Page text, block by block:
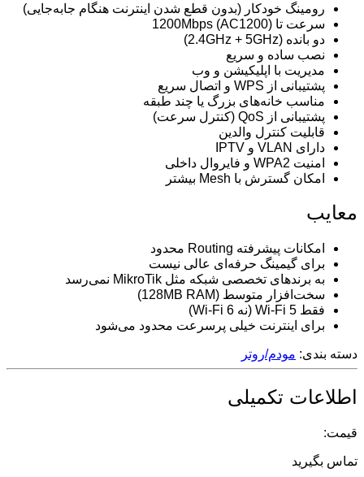
رومینگ خودکار (بدون قطع شدن اینترنت هنگام جابه‌جایی)
سرعت تا 1200Mbps (AC1200)
دو بانده (2.4GHz + 5GHz)
نصب ساده و سریع
مدیریت با اپلیکیشن و وب
پشتیبانی از WPS و اتصال سریع
مناسب خانه‌های بزرگ یا چند طبقه
پشتیبانی از QoS (کنترل سرعت)
قابلیت کنترل والدین
دارای VLAN و IPTV
امنیت WPA2 و فایروال داخلی
امکان گسترش با Mesh بیشتر
معایب
امکانات پیشرفته Routing محدود
برای گیمینگ حرفه‌ای عالی نیست
به برندهای تخصصی شبکه مثل MikroTik نمی‌رسد
سخت‌افزار متوسط (128MB RAM)
فقط Wi-Fi 5 (نه Wi-Fi 6)
برای اینترنت خیلی پرسرعت محدود می‌شود
دسته بندی: مودم/روتر
اطلاعات تکمیلی
قیمت:
تماس بگیرید